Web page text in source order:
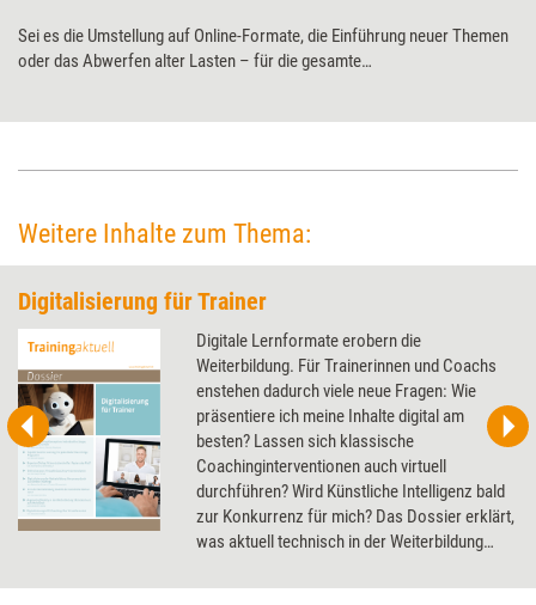
Sei es die Umstellung auf Online-Formate, die Einführung neuer Themen
oder das Abwerfen alter Lasten – für die gesamte
Weitere Inhalte zum Thema:
Digitalisierung für Trainer
Digitale Lernformate erobern die
Weiterbildung. Für Trainerinnen und Coachs
enstehen dadurch viele neue Fragen: Wie
präsentiere ich meine Inhalte digital am
besten? Lassen sich klassische
Coachinginterventionen auch virtuell
durchführen? Wird Künstliche Intelligenz bald
zur Konkurrenz für mich? Das Dossier erklärt,
was aktuell technisch in der Weiterbildung
die Zukunft.